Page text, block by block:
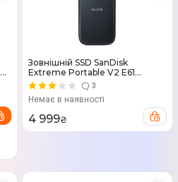
Зовнiшнiй SSD SanDisk
Extreme Portable V2 E61
500GB USB 3.2 Type-C (Gray)
SDSSDE61-500G-G25
3
Немає в наявності
4 999₴